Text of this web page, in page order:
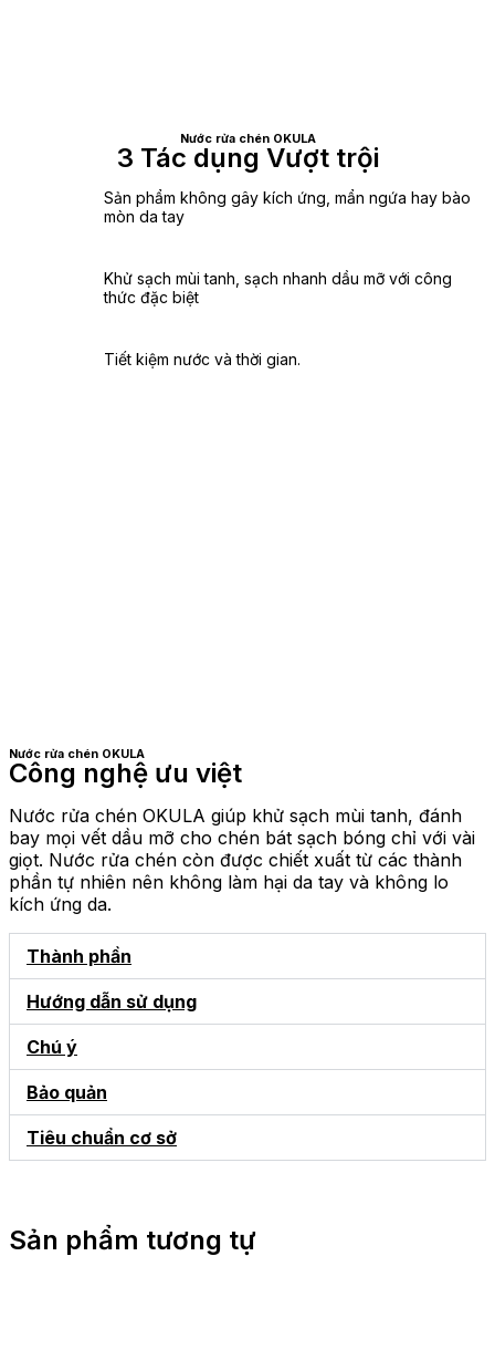
Nước rửa chén OKULA
3 Tác dụng Vượt trội
Sản phẩm không gây kích ứng, mẩn ngứa hay bào
mòn da tay
Khử sạch mùi tanh, sạch nhanh dầu mỡ với công
thức đặc biệt
Tiết kiệm nước và thời gian.
Nước rửa chén OKULA
Công nghệ ưu việt
Nước rửa chén OKULA giúp khử sạch mùi tanh, đánh
bay mọi vết dầu mỡ cho chén bát sạch bóng chỉ với vài
giọt. Nước rửa chén còn được chiết xuất từ các thành
phần tự nhiên nên không làm hại da tay và không lo
kích ứng da.
Thành phần
Hướng dẫn sử dụng
Chú ý
Bảo quản
Tiêu chuẩn cơ sở
Sản phẩm tương tự